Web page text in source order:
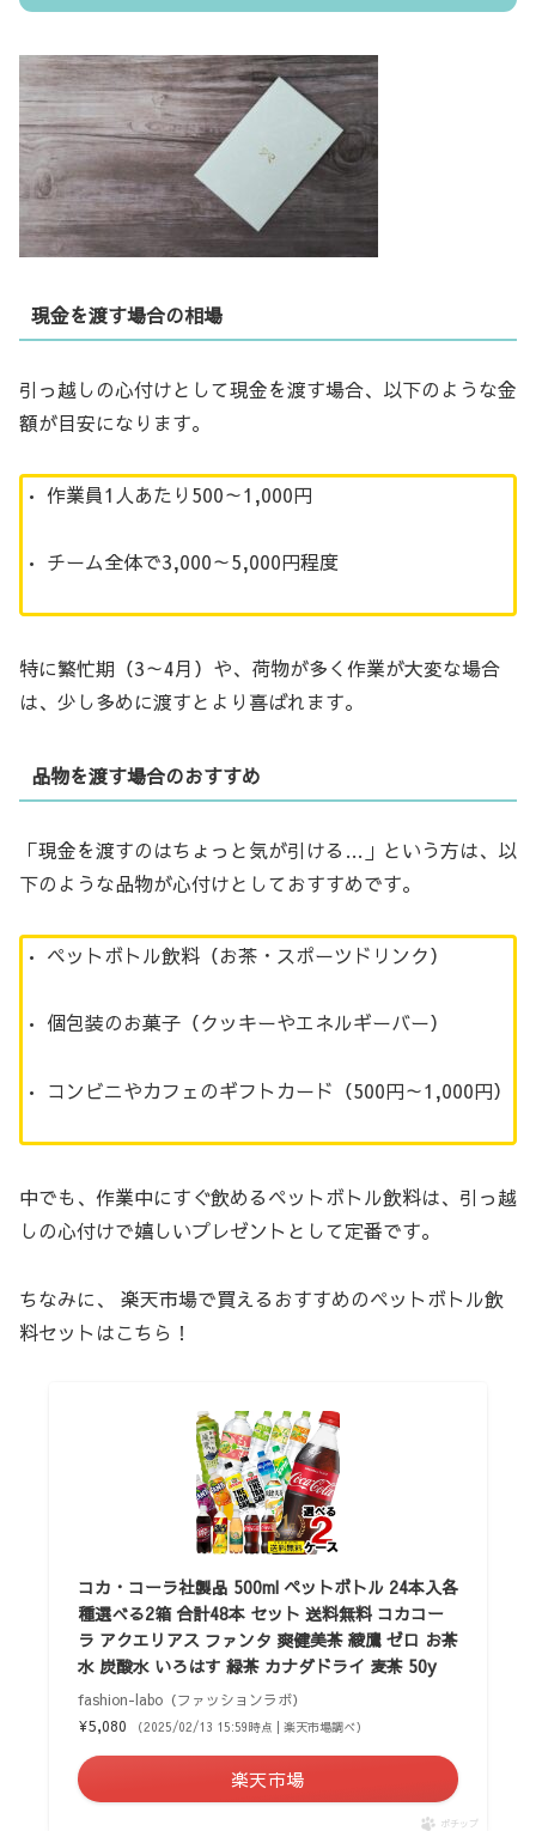
現金を渡す場合の相場
引っ越しの心付けとして現金を渡す場合、以下のような金
額が目安になります。
• 作業員1人あたり500～1,000円
• チーム全体で3,000～5,000円程度
特に繁忙期（3～4月）や、荷物が多く作業が大変な場合
は、少し多めに渡すとより喜ばれます。
品物を渡す場合のおすすめ
「現金を渡すのはちょっと気が引ける…」という方は、以
下のような品物が心付けとしておすすめです。
• ペットボトル飲料（お茶・スポーツドリンク）
• 個包装のお菓子（クッキーやエネルギーバー）
• コンビニやカフェのギフトカード（500円～1,000円）
中でも、作業中にすぐ飲めるペットボトル飲料は、引っ越
しの心付けで嬉しいプレゼントとして定番です。
ちなみに、 楽天市場で買えるおすすめのペットボトル飲
料セットはこちら！
コカ・コーラ社製品 500ml ペットボトル 24本入各
種選べる2箱 合計48本 セット 送料無料 コカコー
ラ アクエリアス ファンタ 爽健美茶 綾鷹 ゼロ お茶
水 炭酸水 いろはす 緑茶 カナダドライ 麦茶 50y
fashion-labo（ファッションラボ）
¥5,080
（2025/02/13 15:59時点 | 楽天市場調べ）
楽天市場
ポチップ